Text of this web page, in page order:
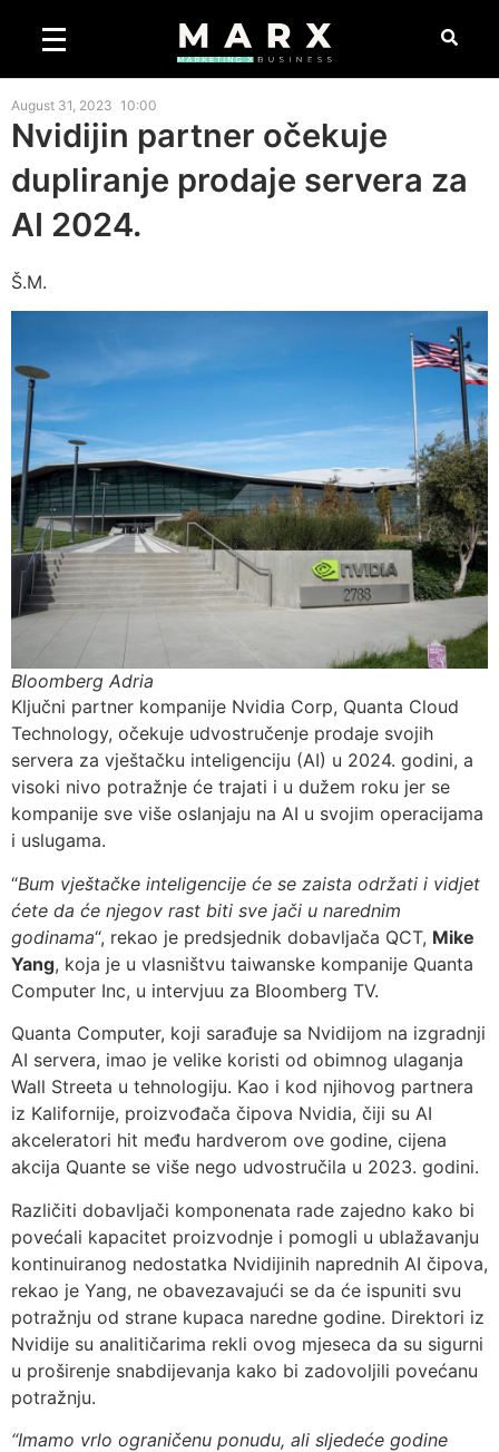
August 31, 2023 10:00
Nvidijin partner očekuje
dupliranje prodaje servera za
AI 2024.
Š.M.
Bloomberg Adria
Ključni partner kompanije Nvidia Corp, Quanta Cloud
Technology, očekuje udvostručenje prodaje svojih
servera za vještačku inteligenciju (AI) u 2024. godini, a
visoki nivo potražnje će trajati i u dužem roku jer se
kompanije sve više oslanjaju na AI u svojim operacijama
i uslugama.
“Bum vještačke inteligencije će se zaista održati i vidjet
ćete da će njegov rast biti sve jači u narednim
godinama“, rekao je predsjednik dobavljača QCT, Mike
Yang, koja je u vlasništvu taiwanske kompanije Quanta
Computer Inc, u intervjuu za Bloomberg TV.
Quanta Computer, koji sarađuje sa Nvidijom na izgradnji
AI servera, imao je velike koristi od obimnog ulaganja
Wall Streeta u tehnologiju. Kao i kod njihovog partnera
iz Kalifornije, proizvođača čipova Nvidia, čiji su AI
akceleratori hit među hardverom ove godine, cijena
akcija Quante se više nego udvostručila u 2023. godini.
Različiti dobavljači komponenata rade zajedno kako bi
povećali kapacitet proizvodnje i pomogli u ublažavanju
kontinuiranog nedostatka Nvidijinih naprednih AI čipova,
rekao je Yang, ne obavezavajući se da će ispuniti svu
potražnju od strane kupaca naredne godine. Direktori iz
Nvidije su analitičarima rekli ovog mjeseca da su sigurni
u proširenje snabdijevanja kako bi zadovoljili povećanu
potražnju.
“Imamo vrlo ograničenu ponudu, ali sljedeće godine